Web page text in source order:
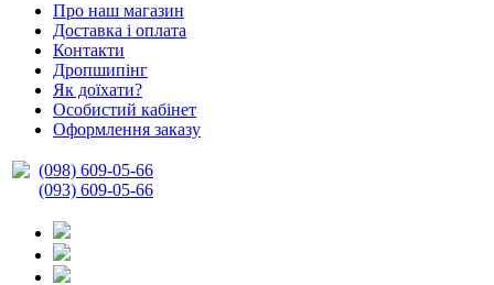
Про наш магазин
Доставка і оплата
Контакти
Дропшипінг
Як доїхати?
Особистий кабінет
Оформлення заказу
(098) 609-05-66
(093) 609-05-66